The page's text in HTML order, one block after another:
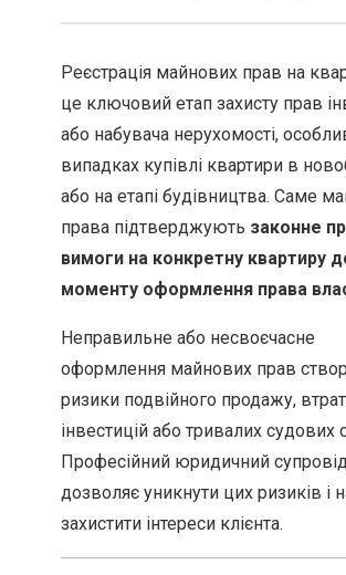
Реєстрація майнових прав на
це ключовий етап захисту прав
або набувача нерухомості,
випадках купівлі квартири в
або на етапі будівництва. Саме
права підтверджують законне
вимоги на конкретну квартиру
моменту оформлення права
Неправильне або несвоєчасне
оформлення майнових прав
ризики подвійного продажу,
інвестицій або тривалих судових
Професійний юридичний
дозволяє уникнути цих ризиків і
захистити інтереси клієнта.